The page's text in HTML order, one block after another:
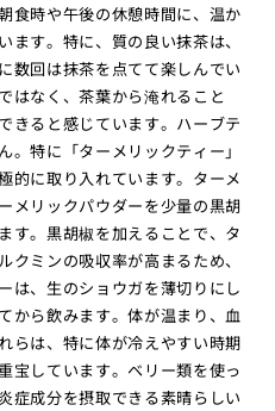
食時や午後の休憩時間に、温か
ます。特に、質の良い抹茶は、
数回は抹茶を点てて楽しんでい
はなく、茶葉から淹れること
きると感じています。ハーブテ
。特に「ターメリックティー」
的に取り入れています。ターメ
メリックパウダーを少量の黒胡
す。黒胡椒を加えることで、タ
クミンの吸収率が高まるため、
は、生のショウガを薄切りにし
から飲みます。体が温まり、血
らは、特に体が冷えやすい時期
宝しています。ベリー類を使っ
症成分を摂取できる素晴らしい